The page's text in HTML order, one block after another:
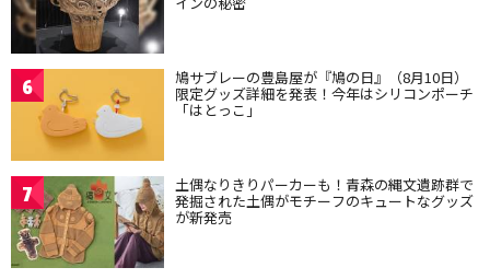
6 鳩サブレーの豊島屋が『鳩の日』（8月10日）
限定グッズ詳細を発表！今年はシリコンポーチ
「はとっこ」
7 土偶なりきりパーカーも！青森の縄文遺跡群で
発掘された土偶がモチーフのキュートなグッズ
が新発売